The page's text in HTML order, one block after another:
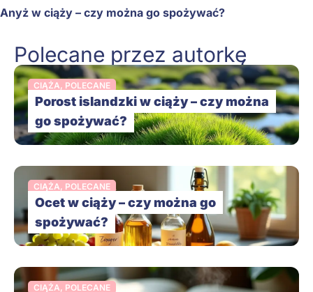
Anyż w ciąży – czy można go spożywać?
Polecane przez autorkę
CIĄŻA, POLECANE
Porost islandzki w ciąży – czy można
go spożywać?
CIĄŻA, POLECANE
Ocet w ciąży – czy można go
spożywać?
CIĄŻA, POLECANE